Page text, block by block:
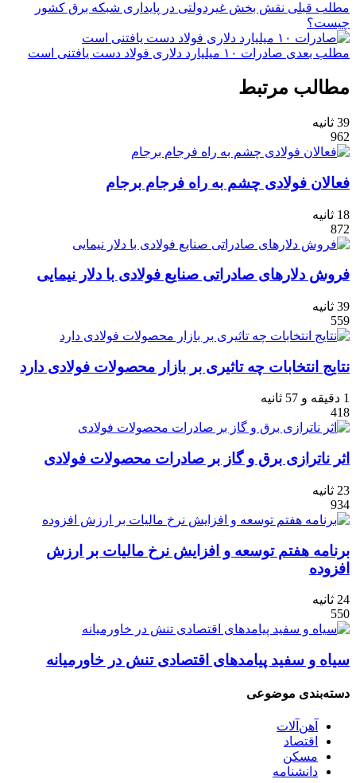
مطلب قبلی نقش‌ بخش غیردولتی در پایداری شبکه برق کشور
چیست؟
مطلب بعدی صادرات ۱۰ میلیارد دلاری فولاد دست یافتنی است
مطالب مرتبط
39 ثانیه
962
فعالان فولادی چشم به راه فرجام برجام
18 ثانیه
872
فروش دلارهای صادراتی صنایع فولادی با دلار نیمایی
39 ثانیه
559
نتایج انتخابات چه تاثیری بر بازار محصولات فولادی دارد
1 دقیقه و 57 ثانیه
418
اثر ناترازی برق و گاز بر صادرات محصولات فولادی
23 ثانیه
934
برنامه هفتم توسعه و افزایش نرخ مالیات بر ارزش
افزوده
24 ثانیه
550
سیاه و سفید پیامدهای اقتصادی تنش در خاورمیانه
دسته‌بندی موضوعی
آهن‌آلات
اقتصاد
مسکن
دانشنامه